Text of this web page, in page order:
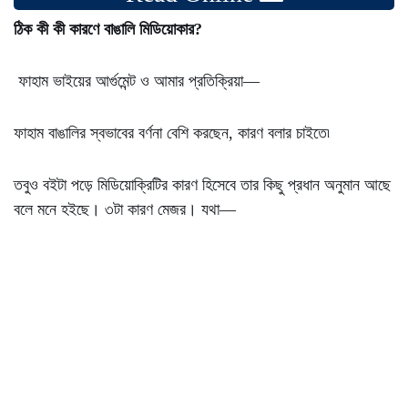
ঠিক কী কী কারণে বাঙালি মিডিয়োকার?
ফাহাম ভাইয়ের আর্গুমেন্ট ও আমার প্রতিক্রিয়া—
ফাহাম বাঙালির স্বভাবের বর্ণনা বেশি করছেন, কারণ বলার চাইতে৷
তবুও বইটা পড়ে মিডিয়োক্রিটির কারণ হিসেবে তার কিছু প্রধান অনুমান আছে
বলে মনে হইছে। ৩টা কারণ মেজর। যথা—